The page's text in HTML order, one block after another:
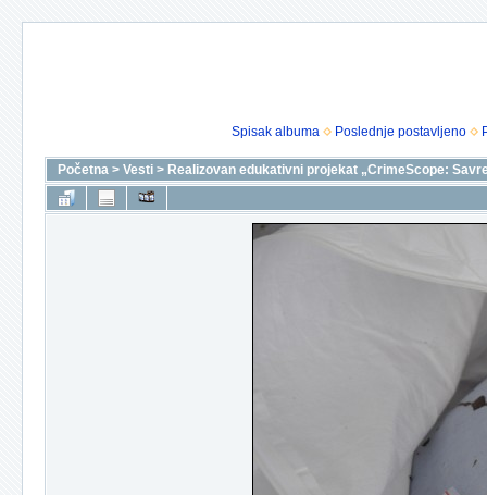
Spisak albuma Poslednje postavljeno
Početna > Vesti > Realizovan edukativni projekat „CrimeScope: